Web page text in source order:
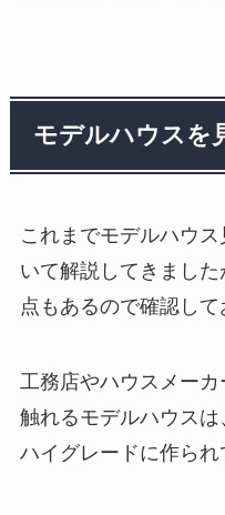
モデルハウスを
これまでモデルハウ
いて解説してきまし
点もあるので確認して
工務店やハウスメー
触れるモデルハウス
ハイグレードに作られ